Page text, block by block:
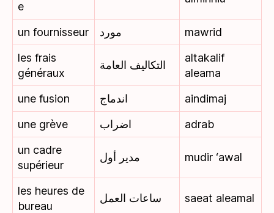
e
un fournisseur مورد
mawrid
les frais
généraux
التكاليف العامة
altakalif
aleama
une fusion
اندماج
aindimaj
une grève
اضراب
adrab
un cadre
supérieur
مدير أول mudir ‘awal
les heures de
bureau
ساعات العمل saeat aleamal